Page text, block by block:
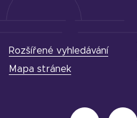
Rozšířené vyhledávání
Mapa stránek